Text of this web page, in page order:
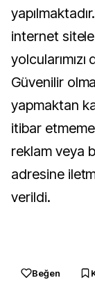
internet
Güvenilir
yapmaktan
itibar
reklam veya
adresine
verildi.
Beğen